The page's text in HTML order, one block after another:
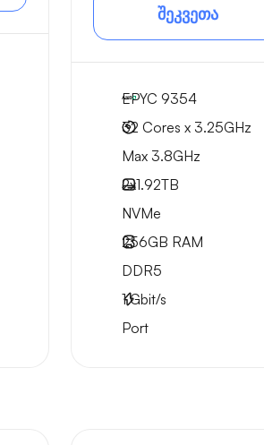
შეკვეთა
EPYC 9354
32 Cores x 3.25GHz
Max 3.8GHz
2x1.92TB
NVMe
256GB RAM
DDR5
1Gbit/s
Port